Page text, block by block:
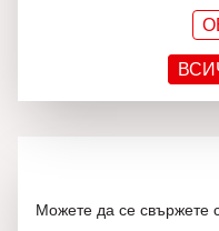
Можете да се свържете